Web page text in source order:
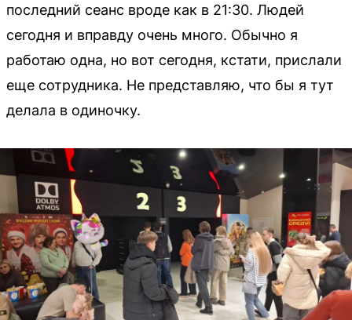
последний сеанс вроде как в 21:30. Людей
сегодня и вправду очень много. Обычно я
работаю одна, но вот сегодня, кстати, прислали
еще сотрудника. Не представляю, что бы я тут
делала в одиночку.